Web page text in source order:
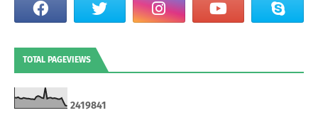
TOTAL PAGEVIEWS
2419841